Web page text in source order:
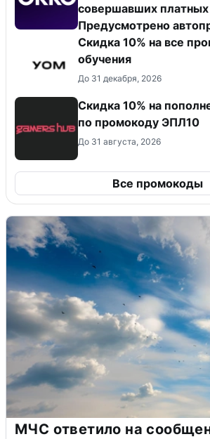
совершавших платных
Предусмотрено
Скидка 10% на все
обучения
До 31 декабря, 2026
Скидка 10% на
по промокоду ЭПЛ10
До 31 августа, 2026
Все промокоды
МЧС ответило на